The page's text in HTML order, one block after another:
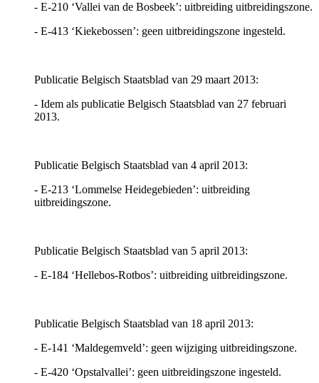
- E-210 ‘Vallei van de Bosbeek’: uitbreiding uitbreidingszone.
- E-413 ‘Kiekebossen’: geen uitbreidingszone ingesteld.
Publicatie Belgisch Staatsblad van 29 maart 2013:
- Idem als publicatie Belgisch Staatsblad van 27 februari
2013.
Publicatie Belgisch Staatsblad van 4 april 2013:
- E-213 ‘Lommelse Heidegebieden’: uitbreiding
uitbreidingszone.
Publicatie Belgisch Staatsblad van 5 april 2013:
- E-184 ‘Hellebos-Rotbos’: uitbreiding uitbreidingszone.
Publicatie Belgisch Staatsblad van 18 april 2013:
- E-141 ‘Maldegemveld’: geen wijziging uitbreidingszone.
- E-420 ‘Opstalvallei’: geen uitbreidingszone ingesteld.